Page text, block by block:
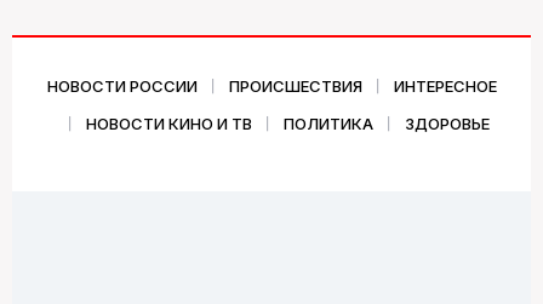
НОВОСТИ РОССИИ ПРОИСШЕСТВИЯ
ИНТЕРЕСНОЕ
НОВОСТИ КИНО И ТВ
ПОЛИТИКА ЗДОРОВЬЕ